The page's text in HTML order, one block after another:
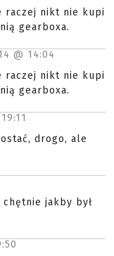
raczej nikt nie kupi
gearboxa.
@ 14:04
raczej nikt nie kupi
gearboxa.
19:11
drogo, ale
jakby był